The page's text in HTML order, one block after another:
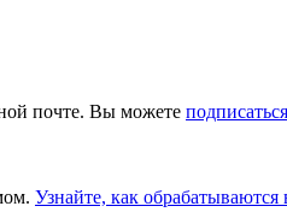
почте. Вы можете подписаться
Узнайте, как